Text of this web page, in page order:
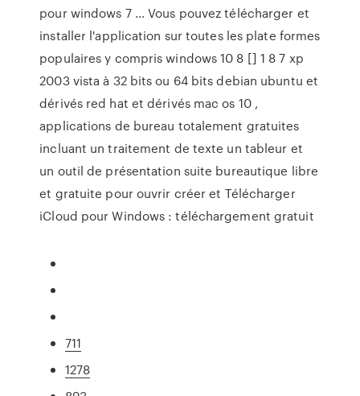
pour windows 7 ... Vous pouvez télécharger et
installer l'application sur toutes les plate formes
populaires y compris windows 10 8 [] 1 8 7 xp
2003 vista à 32 bits ou 64 bits debian ubuntu et
dérivés red hat et dérivés mac os 10 ,
applications de bureau totalement gratuites
incluant un traitement de texte un tableur et
un outil de présentation suite bureautique libre
et gratuite pour ouvrir créer et Télécharger
iCloud pour Windows : téléchargement gratuit
711
1278